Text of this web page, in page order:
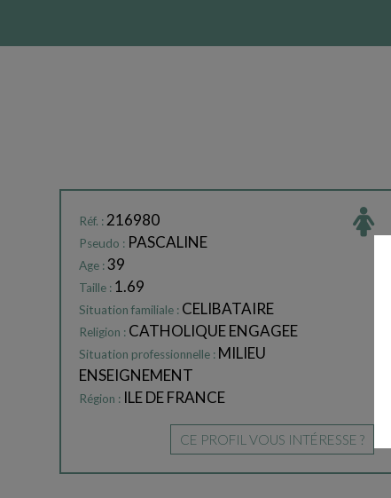
Réf. : 216980
Pseudo : PASCALINE
Age :39
Taille : 1.69
Situation familiale : CELIBATAIRE
Religion : CATHOLIQUE ENGAGEE
Situation professionnelle : MILIEU
ENSEIGNEMENT
Région : ILE DE FRANCE
CE PROFIL VOUS INTÉRESSE ?